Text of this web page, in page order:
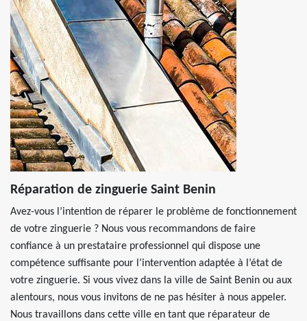
Réparation de zinguerie Saint Benin
Avez-vous l’intention de réparer le problème de fonctionnement
de votre zinguerie ? Nous vous recommandons de faire
confiance à un prestataire professionnel qui dispose une
compétence suffisante pour l’intervention adaptée à l’état de
votre zinguerie. Si vous vivez dans la ville de Saint Benin ou aux
alentours, nous vous invitons de ne pas hésiter à nous appeler.
Nous travaillons dans cette ville en tant que réparateur de